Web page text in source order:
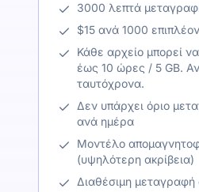
3000 λεπτά
$15 ανά 1000
Κάθε αρχείο μπορεί
έως 10 ώρες / 5 GB.
ταυτόχρονα.
Δεν υπάρχει όριο
ανά ημέρα
Μοντέλο
(υψηλότερη ακρίβεια)
Διαθέσιμη